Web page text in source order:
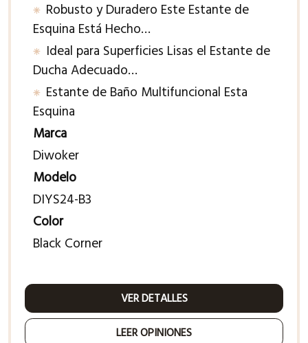
Robusto y Duradero Este Estante de
Esquina Está Hecho…
Ideal para Superficies Lisas el Estante de
Ducha Adecuado…
Estante de Baño Multifuncional Esta
Esquina
Marca
Diwoker
Modelo
DIYS24-B3
Color
Black Corner
VER DETALLES
LEER OPINIONES